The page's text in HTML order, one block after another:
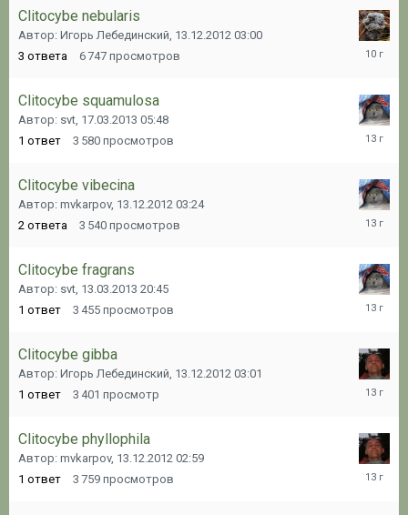
Clitocybe nebularis
Автор: Игорь Лебединский, 13.12.2012 03:00
3 ответа 6 747 просмотров
Clitocybe squamulosa
Автор: svt, 17.03.2013 05:48
1 ответ 3 580 просмотров
Clitocybe vibecina
Автор: mvkarpov, 13.12.2012 03:24
2 ответа 3 540 просмотров
Clitocybe fragrans
Автор: svt, 13.03.2013 20:45
1 ответ 3 455 просмотров
Clitocybe gibba
Автор: Игорь Лебединский, 13.12.2012 03:01
1 ответ 3 401 просмотр
Clitocybe phyllophila
Автор: mvkarpov, 13.12.2012 02:59
1 ответ 3 759 просмотров